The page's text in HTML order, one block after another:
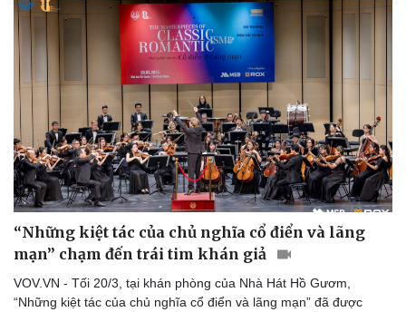
Thể thao
Bóng đá
Ô tô - Xe máy
Ô tô
“Những kiệt tác của chủ nghĩa cổ điển và lãng
mạn” chạm đến trái tim khán giả
VOV.VN - Tối 20/3, tại khán phòng của Nhà Hát Hồ Gươm,
“Những kiệt tác của chủ nghĩa cổ điển và lãng mạn” đã được